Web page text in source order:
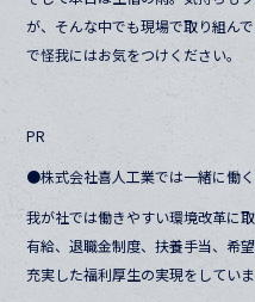
が、そんな中でも現場で取り組ん
で怪我にはお気をつけください。
PR
●株式会社喜人工業では一緒に働く
我が社では働きやすい環境改革に
有給、退職金制度、扶養手当、希
充実した福利厚生の実現をしていま